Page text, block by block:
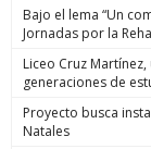
Bajo el lema “Un
Jornadas por la
Liceo Cruz
generaciones de
Proyecto busca
Natales